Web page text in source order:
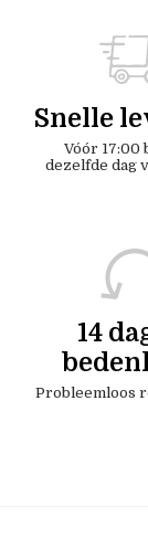
Snelle
Vóór 17:00
dezelfde dag
14
Probleemloos